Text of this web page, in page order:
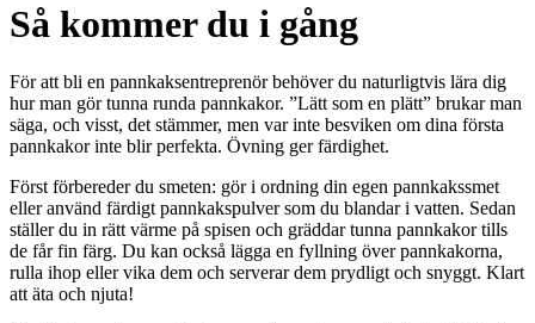
Så kommer du i gång
För att bli en pannkaksentreprenör behöver du naturligtvis lära dig
hur man gör tunna runda pannkakor. ”Lätt som en plätt” brukar man
säga, och visst, det stämmer, men var inte besviken om dina första
pannkakor inte blir perfekta. Övning ger färdighet.
Först förbereder du smeten: gör i ordning din egen pannkakssmet
eller använd färdigt pannkakspulver som du blandar i vatten. Sedan
ställer du in rätt värme på spisen och gräddar tunna pannkakor tills
de får fin färg. Du kan också lägga en fyllning över pannkakorna,
rulla ihop eller vika dem och serverar dem prydligt och snyggt. Klart
att äta och njuta!